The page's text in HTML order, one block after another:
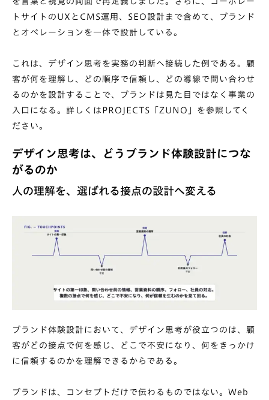
トサイトのUXとCMS運用、SEO設計まで含めて、ブランド
とオペレーションを一体で設計している。
これは、デザイン思考を実務の判断へ接続した例である。顧
客が何を理解し、どの順序で信頼し、どの導線で問い合わせ
るのかを設計することで、ブランドは見た目ではなく事業の
入口になる。詳しくは PROJECTS「ZUNO」を参照 してく
ださい。
デザイン思考は、どうブランド体験設計につな
がるのか
人の理解を、選ばれる接点の設計へ変える
ブランド体験設計において、デザイン思考が役立つのは、顧
客がどの接点で何を感じ、どこで不安になり、何をきっかけ
に信頼するのかを理解できるからである。
ブランドは、コンセプトだけで伝わるものではない。Web